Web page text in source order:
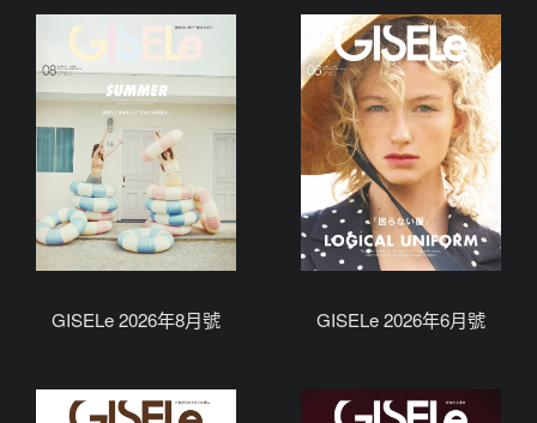
GISELe 2026年8月號 GISELe 2026年6月號